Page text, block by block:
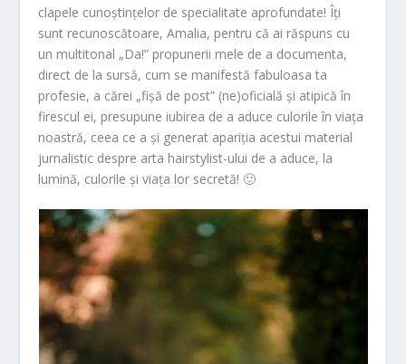
clapele cunoștințelor de specialitate aprofundate! Îți
sunt recunoscătoare, Amalia, pentru că ai răspuns cu
un multitonal „Da!” propunerii mele de a documenta,
direct de la sursă, cum se manifestă fabuloasa ta
profesie, a cărei „fișă de post” (ne)oficială și atipică în
firescul ei, presupune iubirea de a aduce culorile în viața
noastră, ceea ce a și generat apariția acestui material
jurnalistic despre arta hairstylist-ului de a aduce, la
lumină, culorile și viața lor secretă! 🙂